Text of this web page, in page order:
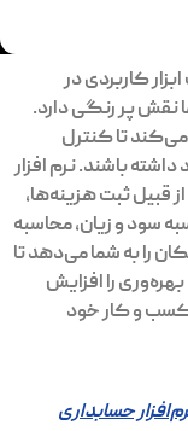
کاربردی در
نقش پر رنگی دارد.
تا کنترل
باشند. نرم افزار
قبیل ثبت هزینه‌ها،
سود و زیان، محاسبه
را به شما می‌دهد تا
را افزایش
و کار خود
حسابداری